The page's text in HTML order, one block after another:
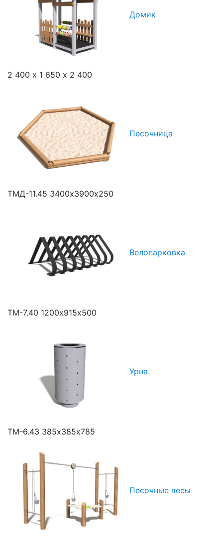
Домик
2 400 х 1 650 х 2 400
Песочница
ТМД-11.45 3400х3900х250
Велопарковка
ТМ-7.40 1200х915х500
Урна
ТМ-6.43 385х385х785
Песочные весы